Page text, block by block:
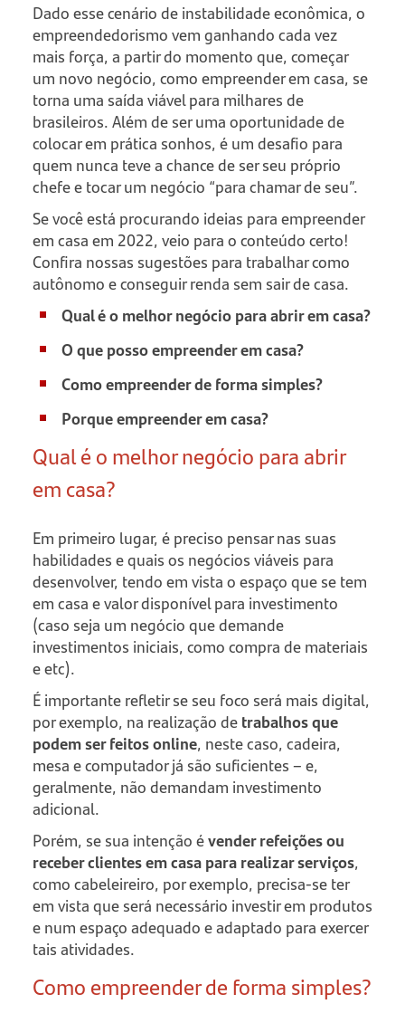
Dado esse cenário de instabilidade econômica, o
empreendedorismo vem ganhando cada vez
mais força, a partir do momento que, começar
um novo negócio, como empreender em casa, se
torna uma saída viável para milhares de
brasileiros. Além de ser uma oportunidade de
colocar em prática sonhos, é um desafio para
quem nunca teve a chance de ser seu próprio
chefe e tocar um negócio “para chamar de seu”.
Se você está procurando ideias para empreender
em casa em 2022, veio para o conteúdo certo!
Confira nossas sugestões para trabalhar como
autônomo e conseguir renda sem sair de casa.
Qual é o melhor negócio para abrir em casa?
O que posso empreender em casa?
Como empreender de forma simples?
Porque empreender em casa?
Qual é o melhor negócio para abrir
em casa?
Em primeiro lugar, é preciso pensar nas suas
habilidades e quais os negócios viáveis para
desenvolver, tendo em vista o espaço que se tem
em casa e valor disponível para investimento
(caso seja um negócio que demande
investimentos iniciais, como compra de materiais
e etc).
É importante refletir se seu foco será mais digital,
por exemplo, na realização detrabalhos que
podem ser feitos online, neste caso, cadeira,
mesa e computador já são suficientes – e,
geralmente, não demandam investimento
adicional.
Porém, se sua intenção évender refeições ou
receber clientes em casa para realizar serviços,
como cabeleireiro, por exemplo, precisa-se ter
em vista que será necessário investir em produtos
e num espaço adequado e adaptado para exercer
tais atividades.
Como empreender de forma simples?